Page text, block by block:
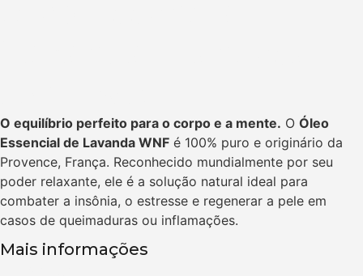
O equilíbrio perfeito para o corpo e a mente. O Óleo
Essencial de Lavanda WNF é 100% puro e originário da
Provence, França. Reconhecido mundialmente por seu
poder relaxante, ele é a solução natural ideal para
combater a insônia, o estresse e regenerar a pele em
casos de queimaduras ou inflamações.
Mais informações